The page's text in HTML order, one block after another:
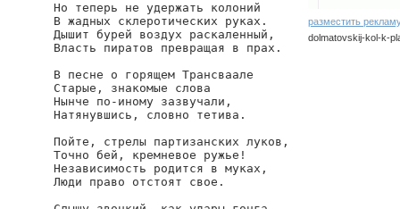
Но теперь не удержать колоний
В жадных склеротических руках.
Дышит бурей воздух раскаленный,
Власть пиратов превращая в прах.
В песне о горящем Трансваале
Старые, знакомые слова
Нынче по-иному зазвучали,
Натянувшись, словно тетива.
Пойте, стрелы партизанских луков,
Точно бей, кремневое ружье!
Независимость родится в муках,
Люди право отстоят свое.
разместить
dolmatovskij-kol-k-